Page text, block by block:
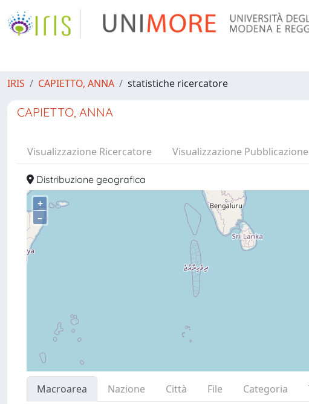
IRIS CAPIETTO, ANNA statistiche ricercatore
CAPIETTO, ANNA
Visualizzazione Ricercatore Visualizzazione Pubblicazione
Distribuzione geografica
+
–
Macroarea Nazione Città File Categoria